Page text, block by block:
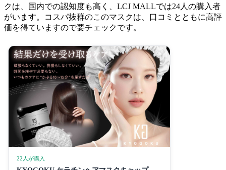
クは、国内での認知度も高く、LCJ MALLでは24人の購入者
がいます。コスパ抜群のこのマスクは、口コミとともに高評
価を得ていますので要チェックです。
22人が購入